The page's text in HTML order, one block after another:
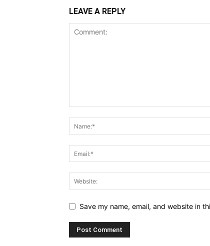
LEAVE A REPLY
Save my name, email, and website in